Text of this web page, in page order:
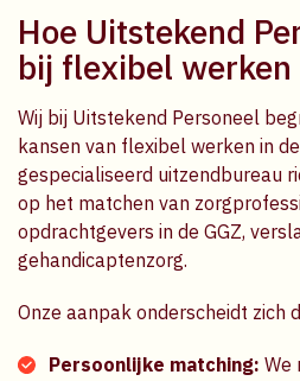
Hoe Uitstekend
bij flexibel werken
Wij bij Uitstekend Personeel
kansen van flexibel werken in
gespecialiseerd uitzendbureau
op het matchen van
opdrachtgevers in de GGZ,
gehandicaptenzorg.
Onze aanpak onderscheidt zich
Persoonlijke matching: We